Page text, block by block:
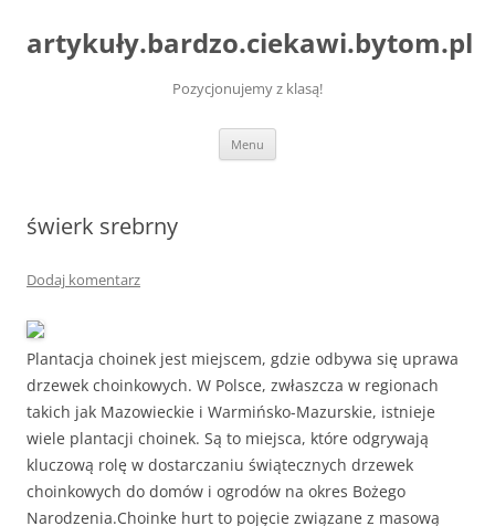
artykuły.bardzo.ciekawi.bytom.pl
Pozycjonujemy z klasą!
Menu
świerk srebrny
Dodaj komentarz
Plantacja choinek jest miejscem, gdzie odbywa się uprawa
drzewek choinkowych. W Polsce, zwłaszcza w regionach
takich jak Mazowieckie i Warmińsko-Mazurskie, istnieje
wiele plantacji choinek. Są to miejsca, które odgrywają
kluczową rolę w dostarczaniu świątecznych drzewek
choinkowych do domów i ogrodów na okres Bożego
Narodzenia.Choinke hurt to pojęcie związane z masową